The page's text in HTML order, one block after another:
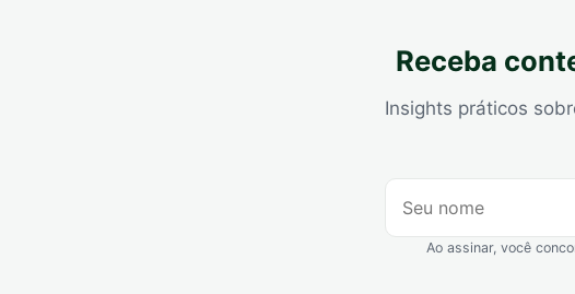
Receba
Insights práticos
Ao assinar, você